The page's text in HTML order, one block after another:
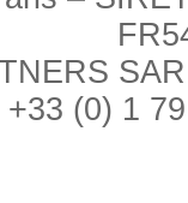
+33 (0) 1